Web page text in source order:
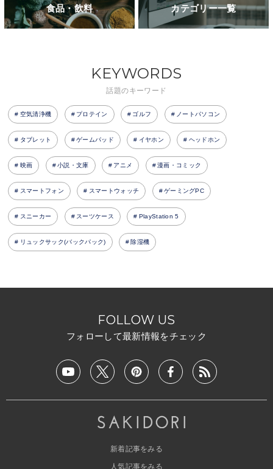
食品・飲料 カテゴリー一覧
KEYWORDS
話題のキーワード
空気清浄機 プロテイン ゴルフ ノートパソコン
タブレット ゲームパッド イヤホン ヘッドホン
映画 小説・文庫 アニメ 漫画・コミック
スマートフォン スマートウォッチ ゲーミングPC
スニーカー スーツケース PlayStation 5
リュックサック(バックパック) 除湿機
FOLLOW US
フォローして最新情報をチェック
新着記事をみる
人気記事をみる